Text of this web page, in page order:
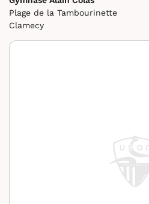
Plage de la Tambourinette
Clamecy